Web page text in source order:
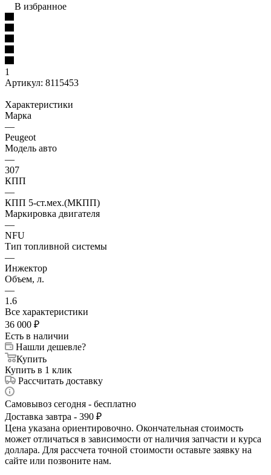
В избранное
1
Артикул: 8115453
Характеристики
Марка
—
Peugeot
Модель авто
—
307
КПП
—
КПП 5-ст.мех.(МКПП)
Маркировка двигателя
—
NFU
Тип топливной системы
—
Инжектор
Объем, л.
—
1.6
Все характеристики
36 000 ₽
Есть в наличии
Нашли дешевле?
Купить
Купить в 1 клик
Рассчитать доставку
Самовывоз сегодня - бесплатно
Доставка завтра - 390 ₽
Цена указана ориентировочно. Окончательная стоимость
может отличаться в зависимости от наличия запчасти и курса
доллара. Для рассчета точной стоимости оставьте заявку на
сайте или позвоните нам.